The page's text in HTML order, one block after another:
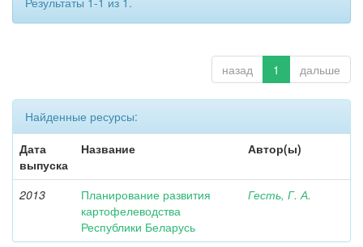
назад 1 дальше
Найденные ресурсы:
Дата
выпуска
Название Автор(ы)
2013
Планирование развития
картофелеводства
Республики Беларусь
Гесть, Г. А.